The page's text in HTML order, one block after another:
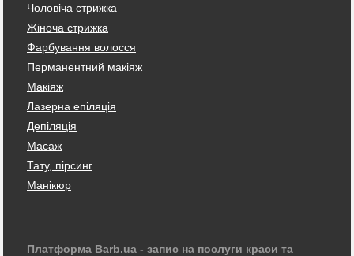
Чоловіча стрижка
Жіноча стрижка
Фарбування волосся
Перманентний макіяж
Макіяж
Лазерна епіляція
Депіляція
Масаж
Тату, пірсинг
Манікюр
Платформа Barb.ua - запис на послуги краси та